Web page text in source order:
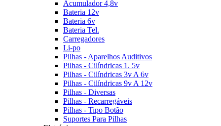
Acumulador 4,8v
Bateria 12v
Bateria 6v
Bateria Tel.
Carregadores
Li-po
Pilhas - Aparelhos Auditivos
Pilhas - Cilíndricas 1. 5v
Pilhas - Cilíndricas 3v A 6v
Pilhas - Cilíndricas 9v A 12v
Pilhas - Diversas
Pilhas - Recarregáveis
Pilhas - Tipo Botão
Suportes Para Pilhas